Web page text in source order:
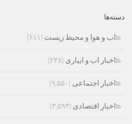
دسته‌ها
اب و هوا و محیط زیست (۶۱۱)
اخبار اب و ابیاری (۲۳۸)
اخبار اجتماعی (۹,۵۵۰)
اخبار اقتصادی (۳,۵۹۳)